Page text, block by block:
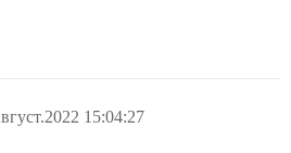
15:04:27